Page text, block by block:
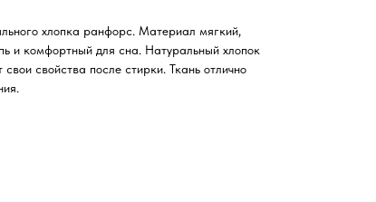
хлопка ранфорс. Материал мягкий,
и комфортный для сна. Натуральный хлопок
свойства после стирки. Ткань отлично